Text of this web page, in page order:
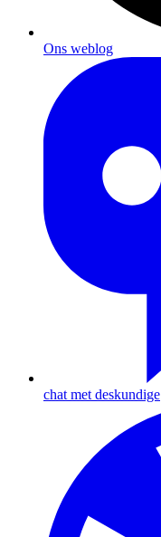
Ons weblog
chat met deskundige